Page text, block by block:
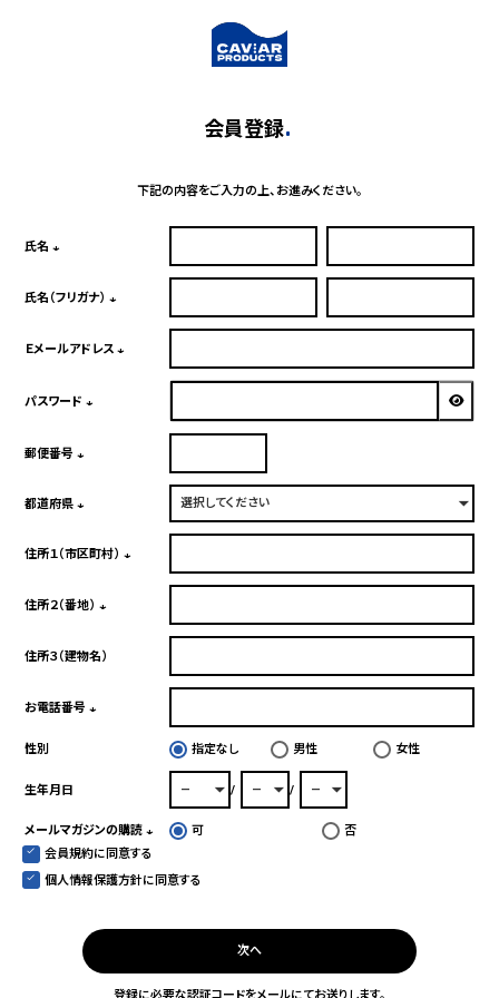
会員登録
下記の内容をご入力の上、お進みください。
氏名
須)
氏名（フリガナ）
須)
Ｅメールアドレス
パスワード
郵便番号
須)
都道府県
須)
住所１（市区町村）
住所２（番地）
須)
住所３（建物名）
お電話番号
性別 指定なし 男性 女性
生年月日
メールマガジンの購読
(必
須)
可
否
会員規約に同意する
個人情報保護方針に同意する
次へ